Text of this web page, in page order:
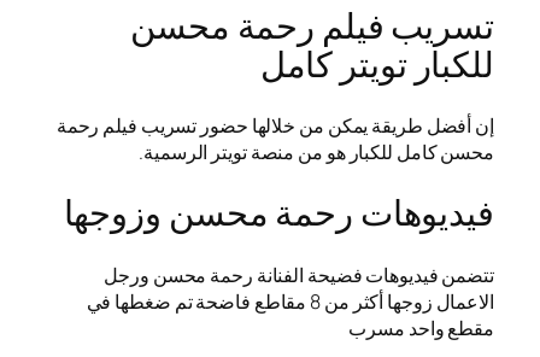
تسريب فيلم رحمة محسن
للكبار تويتر كامل
إن أفضل طريقة يمكن من خلالها حضور تسريب فيلم رحمة
محسن كامل للكبار هو من منصة تويتر الرسمية.
فيديوهات رحمة محسن وزوجها
تتضمن فيديوهات فضيحة الفنانة رحمة محسن ورجل
الاعمال زوجها أكثر من 8 مقاطع فاضحة تم ضغطها في
مقطع واحد مسرب